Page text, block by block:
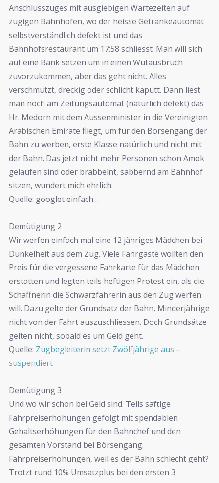
Anschlusszuges mit ausgiebigen Wartezeiten auf
zügigen Bahnhöfen, wo der heisse Getränkeautomat
selbstverständlich defekt ist und das
Bahnhofsrestaurant um 17:58 schliesst. Man will sich
auf eine Bank setzen um in einen Wutausbruch
zuvorzukommen, aber das geht nicht. Alles
verschmutzt, dreckig oder schlicht kaputt. Dann liest
man noch am Zeitungsautomat (natürlich defekt) das
Hr. Medorn mit dem Aussenminister in die Vereinigten
Arabischen Emirate fliegt, um für den Börsengang der
Bahn zu werben, erste Klasse natürlich und nicht mit
der Bahn. Das jetzt nicht mehr Personen schon Amok
gelaufen sind oder brabbelnt, sabbernd am Bahnhof
sitzen, wundert mich ehrlich.
Quelle: googlet einfach…
Demütigung 2
Wir werfen einfach mal eine 12 jähriges Mädchen bei
Dunkelheit aus dem Zug. Viele Fahrgäste wollten den
Preis für die vergessene Fahrkarte für das Mädchen
erstatten und legten teils heftigen Protest ein, als die
Schaffnerin die Schwarzfahrerin aus den Zug werfen
will. Dazu gelte der Grundsatz der Bahn, Minderjährige
nicht von der Fahrt auszuschliessen. Doch Grundsätze
gelten nicht, sobald es um Geld geht.
Quelle: Zugbegleiterin setzt Zwölfjährige aus –
suspendiert
Demütigung 3
Und wo wir schon bei Geld sind. Teils saftige
Fahrpreiserhöhungen gefolgt mit spendablen
Gehaltserhöhungen für den Bahnchef und den
gesamten Vorstand bei Börsengang.
Fahrpreiserhöhungen, weil es der Bahn schlecht geht?
Trotzt rund 10% Umsatzplus bei den ersten 3